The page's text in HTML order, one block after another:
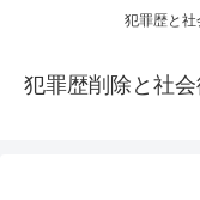
犯罪歴と社
犯罪歴削除と社